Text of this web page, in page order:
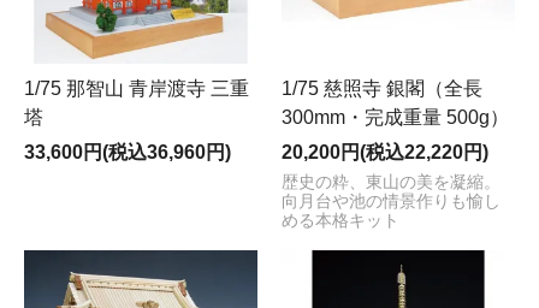
1/75 那智山 青岸渡寺 三重
塔
33,600円(税込36,960円)
1/75 慈照寺 銀閣（全長
300mm・完成重量 500g）
20,200円(税込22,220円)
歴史の粋、東山の美を凝縮。
向月台や池の情景作りも愉し
める本格キット